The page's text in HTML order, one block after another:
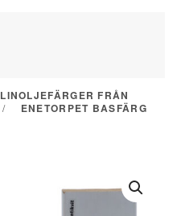
LINOLJEFÄRGER FRÅN
ENETORPET BASFÄRG